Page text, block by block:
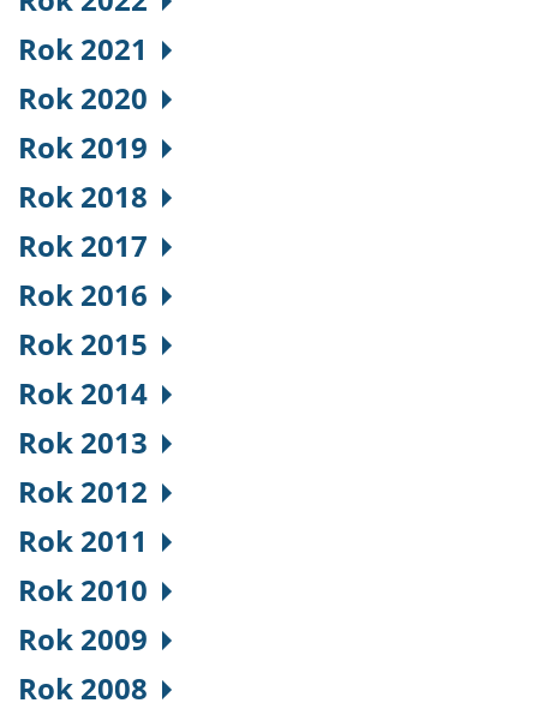
Rok 2021
Rok 2020
Rok 2019
Rok 2018
Rok 2017
Rok 2016
Rok 2015
Rok 2014
Rok 2013
Rok 2012
Rok 2011
Rok 2010
Rok 2009
Rok 2008